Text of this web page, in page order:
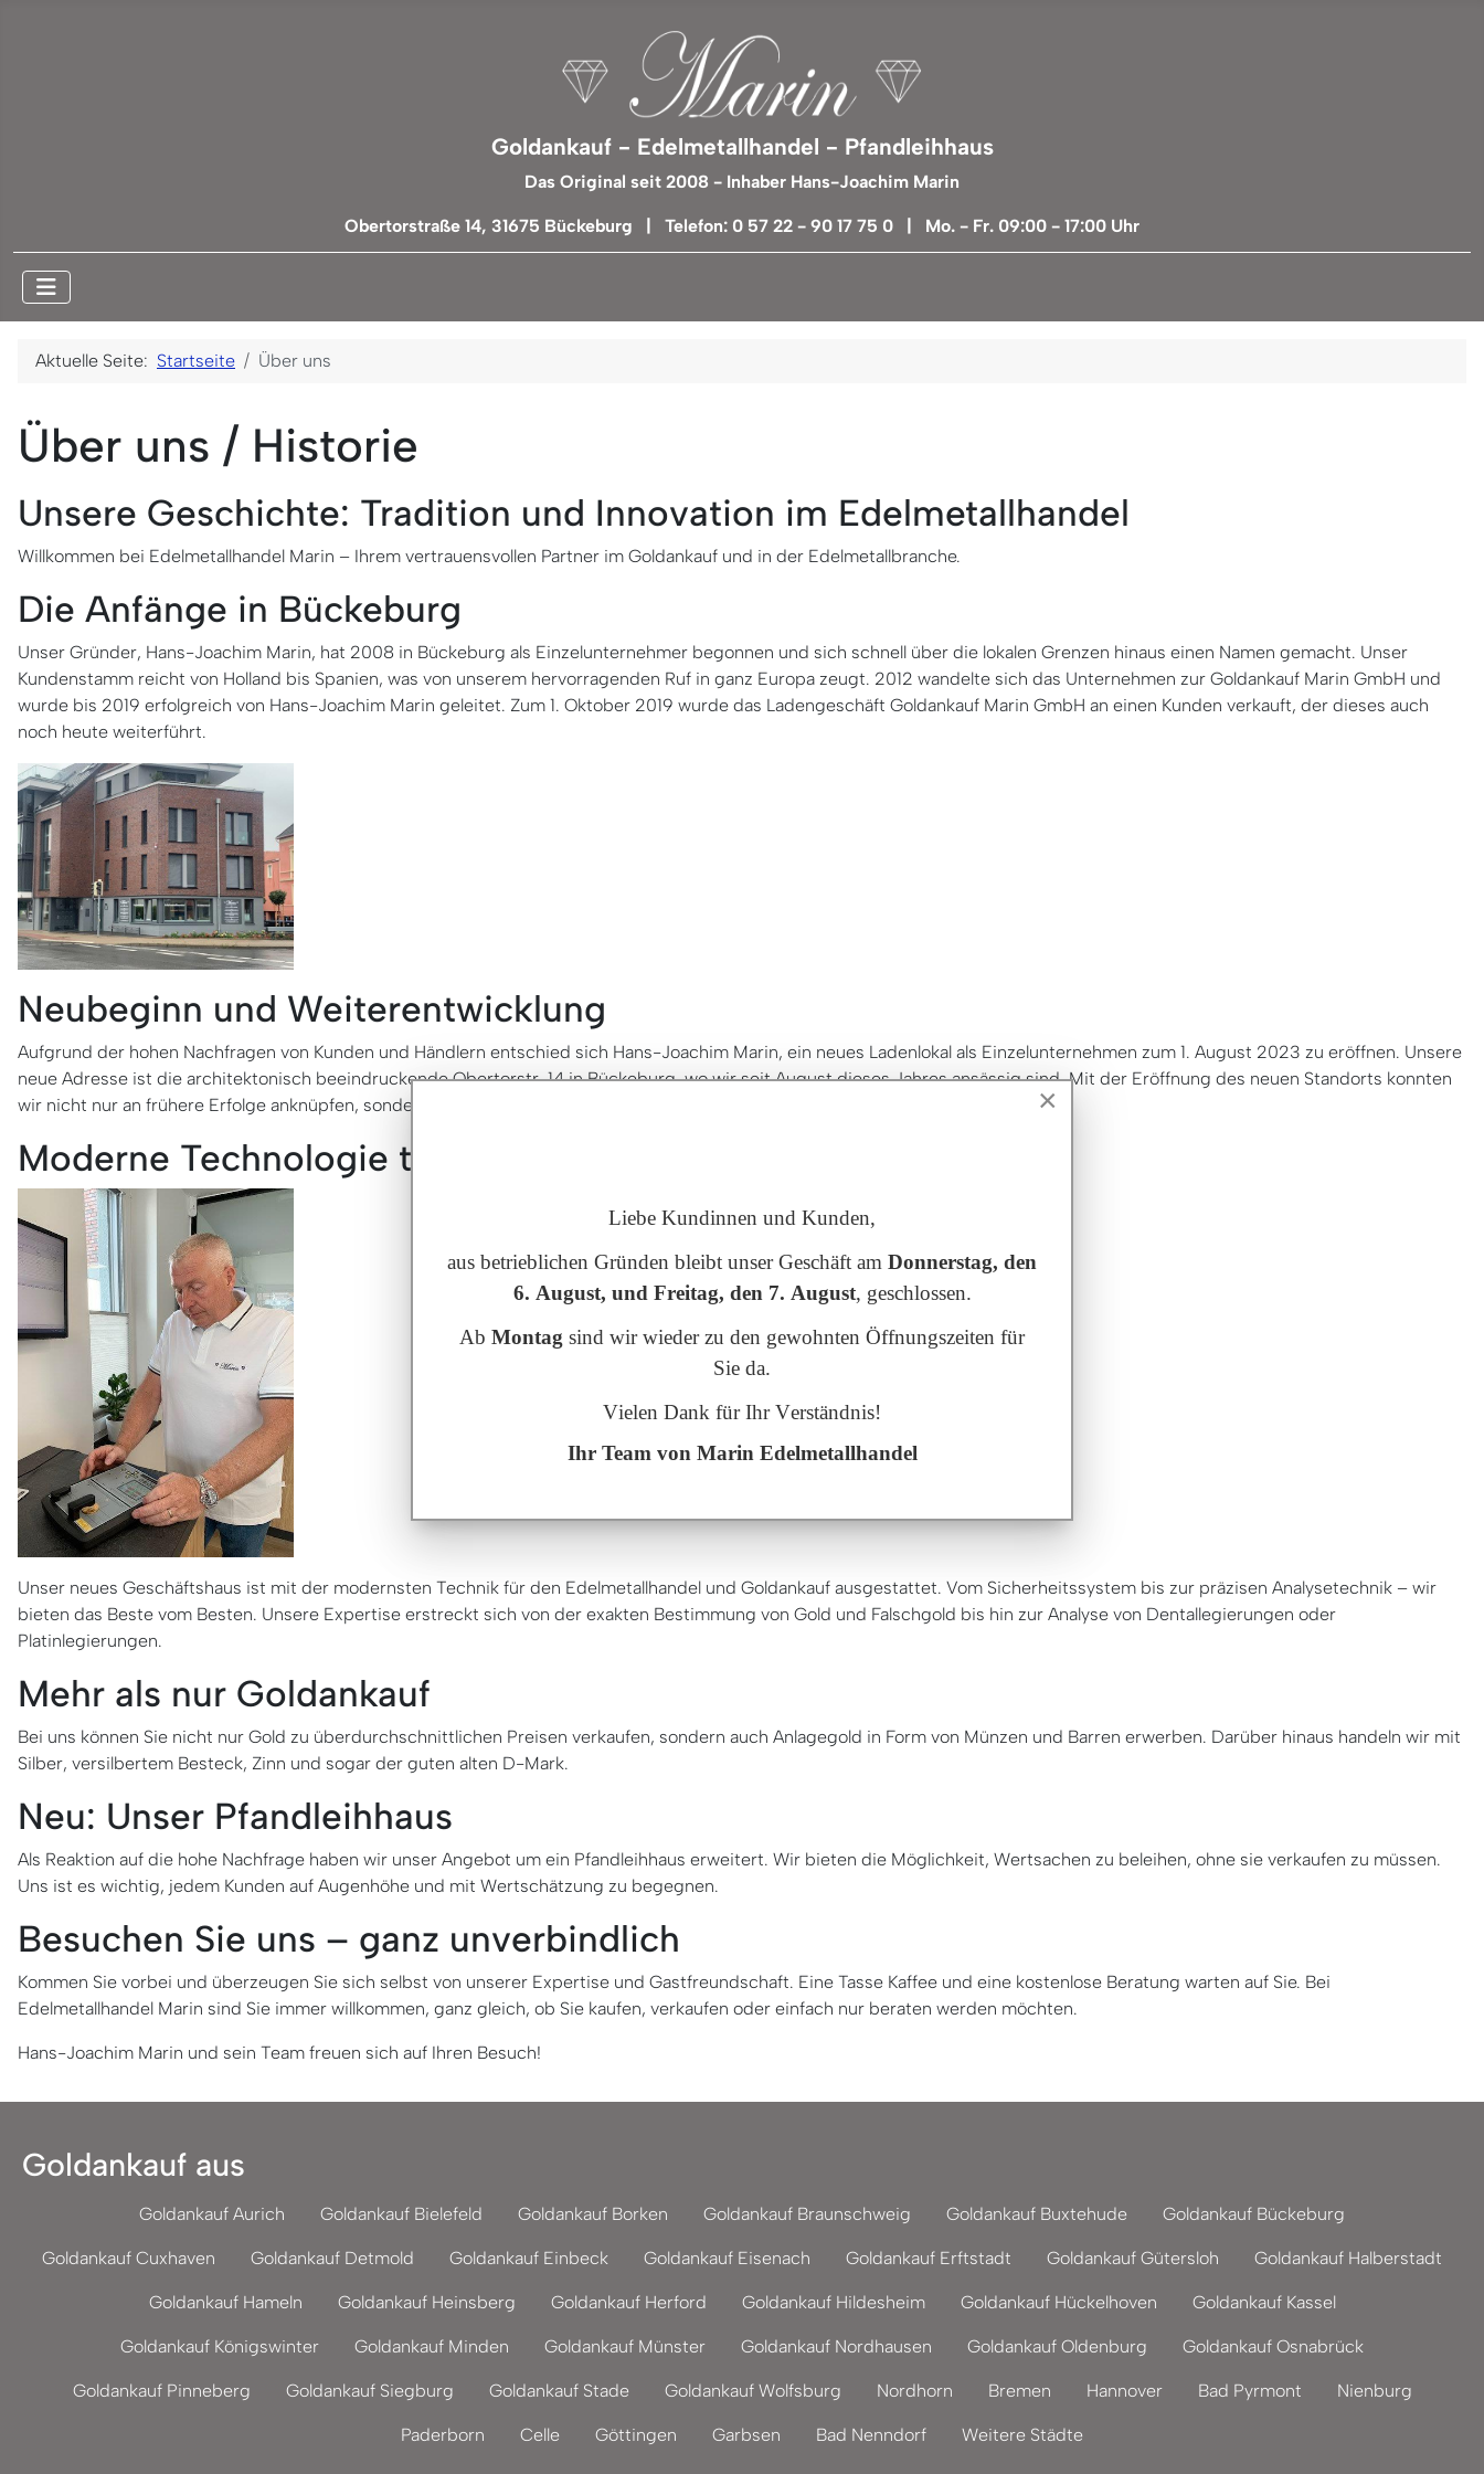
Goldankauf - Edelmetallhandel - Pfandleihhaus
Das Original seit 2008 - Inhaber Hans-Joachim Marin
Obertorstraße 14, 31675 Bückeburg | Telefon: 0 57 22 - 90 17 75 0 | Mo. - Fr. 09:00 - 17:00 Uhr
Aktuelle Seite: Startseite Über uns
Über uns / Historie
Unsere Geschichte: Tradition und Innovation im Edelmetallhandel
Willkommen bei Edelmetallhandel Marin – Ihrem vertrauensvollen Partner im Goldankauf und in der Edelmetallbranche.
Die Anfänge in Bückeburg
Unser Gründer, Hans-Joachim Marin, hat 2008 in Bückeburg als Einzelunternehmer begonnen und sich schnell über die lokalen Grenzen hinaus einen Namen gemacht. Unser
Kundenstamm reicht von Holland bis Spanien, was von unserem hervorragenden Ruf in ganz Europa zeugt. 2012 wandelte sich das Unternehmen zur Goldankauf Marin GmbH und
wurde bis 2019 erfolgreich von Hans-Joachim Marin geleitet. Zum 1. Oktober 2019 wurde das Ladengeschäft Goldankauf Marin GmbH an einen Kunden verkauft, der dieses auch
noch heute weiterführt.
Neubeginn und Weiterentwicklung
Aufgrund der hohen Nachfragen von Kunden und Händlern entschied sich Hans-Joachim Marin, ein neues Ladenlokal als Einzelunternehmen zum 1. August 2023 zu eröffnen. Unsere
neue Adresse ist die architektonisch beeindruckende Obertorstr. 14 in Bückeburg, wo wir seit August dieses Jahres ansässig sind. Mit der Eröffnung des neuen Standorts konnten
wir nicht nur an frühere Erfolge anknüpfen, sondern diese sogar übertreffen.
Moderne Technologie trifft auf Expertise
Unser neues Geschäftshaus ist mit der modernsten Technik für den Edelmetallhandel und Goldankauf ausgestattet. Vom Sicherheitssystem bis zur präzisen Analysetechnik – wir
bieten das Beste vom Besten. Unsere Expertise erstreckt sich von der exakten Bestimmung von Gold und Falschgold bis hin zur Analyse von Dentallegierungen oder
Platinlegierungen.
Mehr als nur Goldankauf
Bei uns können Sie nicht nur Gold zu überdurchschnittlichen Preisen verkaufen, sondern auch Anlagegold in Form von Münzen und Barren erwerben. Darüber hinaus handeln wir mit
Silber, versilbertem Besteck, Zinn und sogar der guten alten D-Mark.
Neu: Unser Pfandleihhaus
Als Reaktion auf die hohe Nachfrage haben wir unser Angebot um ein Pfandleihhaus erweitert. Wir bieten die Möglichkeit, Wertsachen zu beleihen, ohne sie verkaufen zu müssen.
Uns ist es wichtig, jedem Kunden auf Augenhöhe und mit Wertschätzung zu begegnen.
Besuchen Sie uns – ganz unverbindlich
Kommen Sie vorbei und überzeugen Sie sich selbst von unserer Expertise und Gastfreundschaft. Eine Tasse Kaffee und eine kostenlose Beratung warten auf Sie. Bei
Edelmetallhandel Marin sind Sie immer willkommen, ganz gleich, ob Sie kaufen, verkaufen oder einfach nur beraten werden möchten.
Hans-Joachim Marin und sein Team freuen sich auf Ihren Besuch!
Goldankauf aus
Goldankauf Aurich Goldankauf Bielefeld Goldankauf Borken Goldankauf Braunschweig Goldankauf Buxtehude Goldankauf Bückeburg
Goldankauf Cuxhaven Goldankauf Detmold Goldankauf Einbeck Goldankauf Eisenach Goldankauf Erftstadt Goldankauf Gütersloh Goldankauf Halberstadt
Goldankauf Hameln Goldankauf Heinsberg Goldankauf Herford Goldankauf Hildesheim Goldankauf Hückelhoven Goldankauf Kassel
Goldankauf Königswinter Goldankauf Minden Goldankauf Münster Goldankauf Nordhausen Goldankauf Oldenburg Goldankauf Osnabrück
Goldankauf Pinneberg Goldankauf Siegburg Goldankauf Stade Goldankauf Wolfsburg Nordhorn Bremen Hannover Bad Pyrmont Nienburg
Paderborn Celle Göttingen Garbsen Bad Nenndorf Weitere Städte
×
Liebe Kundinnen und Kunden,
aus betrieblichen Gründen bleibt unser Geschäft am Donnerstag, den
6. August, und Freitag, den 7. August, geschlossen.
Ab Montag sind wir wieder zu den gewohnten Öffnungszeiten für
Sie da.
Vielen Dank für Ihr Verständnis!
Ihr Team von Marin Edelmetallhandel